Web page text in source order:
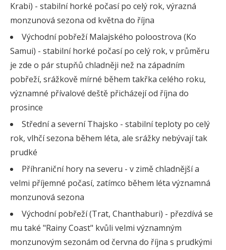
Krabi) - stabilní horké počasí po celý rok, výrazná
monzunová sezona od května do října
Východní pobřeží Malajského poloostrova (Ko
Samui) - stabilní horké počasí po celý rok, v průměru
je zde o pár stupňů chladněji než na západním
pobřeží, srážkově mírné během takřka celého roku,
významné přívalové deště přicházejí od října do
prosince
Střední a severní Thajsko - stabilní teploty po celý
rok, vlhčí sezona během léta, ale srážky nebývají tak
prudké
Příhraniční hory na severu - v zimě chladnější a
velmi příjemné počasí, zatímco během léta významná
monzunová sezona
Východní pobřeží (Trat, Chanthaburi) - přezdívá se
mu také "Rainy Coast" kvůli velmi významným
monzunovým sezonám od června do října s prudkými